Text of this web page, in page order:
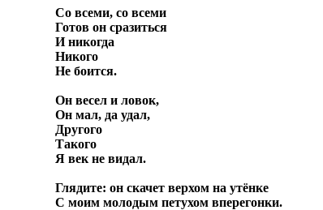
Со всеми, со всеми
Готов он сразиться
И никогда
Никого
Не боится.
Он весел и ловок,
Он мал, да удал,
Другого
Такого
Я век не видал.
Глядите: он скачет верхом на утёнке
С моим молодым петухом вперегонки.